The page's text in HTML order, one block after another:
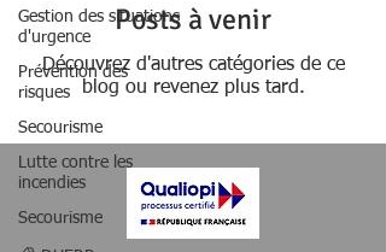
Gestion des situations
d'urgence
Prévention des
risques
Secourisme
Lutte contre les
incendies
Secourisme
Posts à venir
Découvrez d'autres catégories de ce
blog ou revenez plus tard.